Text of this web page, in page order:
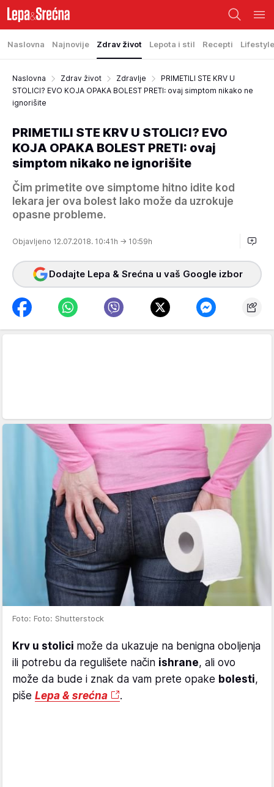
Naslovna Najnovije Zdrav život Lepota i stil Recepti Lifestyle
Naslovna Zdrav život Zdravlje
PRIMETILI STE KRV U
STOLICI? EVO KOJA OPAKA BOLEST PRETI: ovaj simptom nikako ne
ignorišite
PRIMETILI STE KRV U STOLICI? EVO
KOJA OPAKA BOLEST PRETI: ovaj
simptom nikako ne ignorišite
Čim primetite ove simptome hitno idite kod
lekara jer ova bolest lako može da uzrokuje
opasne probleme.
Objavljeno 12.07.2018. 10:41h → 10:59h
Dodajte Lepa & Srećna u vaš Google izbor
Foto: Foto: Shutterstock
Krv u stolici može da ukazuje na benigna oboljenja
ili potrebu da regulišete način ishrane, ali ovo
može da bude i znak da vam prete opake bolesti,
piše Lepa & srećna .